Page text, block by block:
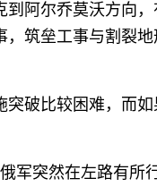
阿尔乔莫沃方向
筑垒工事与割裂
破比较困难，而如
军突然在左路有所